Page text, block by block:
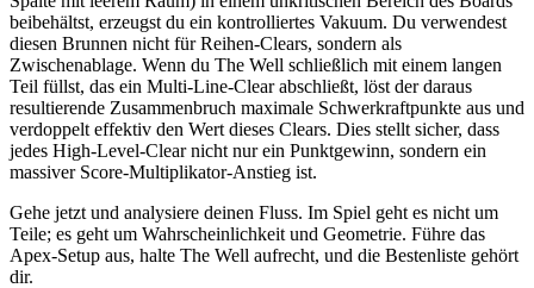
beibehältst, erzeugst du ein kontrolliertes Vakuum. Du verwendest
diesen Brunnen nicht für Reihen-Clears, sondern als
Zwischenablage. Wenn du The Well schließlich mit einem langen
Teil füllst, das ein Multi-Line-Clear abschließt, löst der daraus
resultierende Zusammenbruch maximale Schwerkraftpunkte aus und
verdoppelt effektiv den Wert dieses Clears. Dies stellt sicher, dass
jedes High-Level-Clear nicht nur ein Punktgewinn, sondern ein
massiver Score-Multiplikator-Anstieg ist.
Gehe jetzt und analysiere deinen Fluss. Im Spiel geht es nicht um
Teile; es geht um Wahrscheinlichkeit und Geometrie. Führe das
Apex-Setup aus, halte The Well aufrecht, und die Bestenliste gehört
dir.